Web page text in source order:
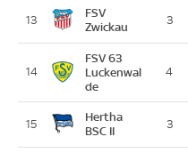
13
FSV
Zwickau
3
14
FSV 63
Luckenwal
de
4
15
Hertha
BSC II
3